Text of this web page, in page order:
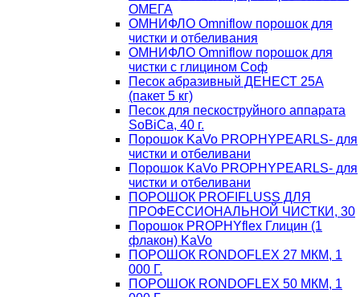
ОМЕГА
ОМНИФЛО Omniflow порошок для
чистки и отбеливания
ОМНИФЛО Omniflow порошок для
чистки с глицином Соф
Песок абразивный ДЕНЕСТ 25А
(пакет 5 кг)
Песок для пескоструйного аппарата
SoBiCa, 40 г.
Порошок KaVo PROPHYPEARLS- для
чистки и отбеливани
Порошок KaVo PROPHYPEARLS- для
чистки и отбеливани
ПОРОШОК PROFIFLUSS ДЛЯ
ПРОФЕССИОНАЛЬНОЙ ЧИСТКИ, 30
Порошок PROPHYflex Глицин (1
флакон) KaVo
ПОРОШОК RONDOFLEX 27 МКМ, 1
000 Г.
ПОРОШОК RONDOFLEX 50 МКМ, 1